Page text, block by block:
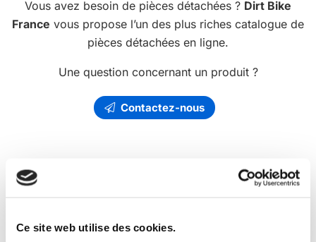
Ce site web utilise des cookies.
Vous avez besoin de pièces détachées ? Dirt Bike
France vous propose l’un des plus riches catalogue de
pièces détachées en ligne.
Une question concernant un produit ?
Contactez-nous
Les Dirt Bike France